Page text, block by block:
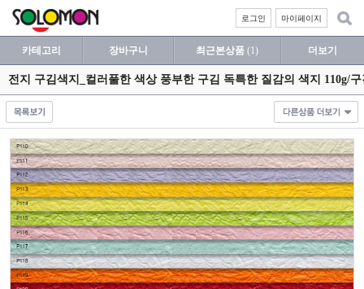
마이페이지
로그인
카테고리 장바구니 최근본상품 (1) 더보기
전지 구김색지_컬러풀한 색상 풍부한 구김 독특한 질감의 색지 110g/구